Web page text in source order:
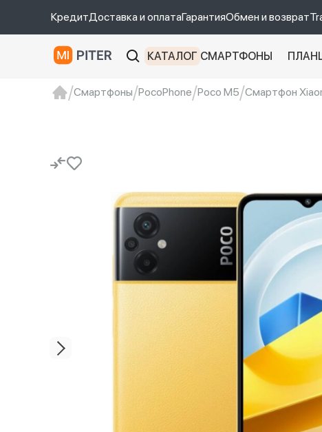
КредитДоставка и оплатаГарантияОбмен и возврат
КАТАЛОГ СМАРТФОНЫ
Смартфоны PocoPhone Poco M5 Смартфон